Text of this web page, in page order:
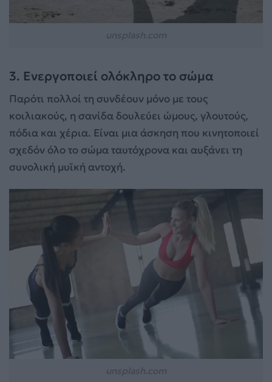
3. Ενεργοποιεί ολόκληρο το σώμα
Παρότι πολλοί τη συνδέουν μόνο με τους
κοιλιακούς, η σανίδα δουλεύει ώμους, γλουτούς,
πόδια και χέρια. Είναι μια άσκηση που κινητοποιεί
σχεδόν όλο το σώμα ταυτόχρονα και αυξάνει τη
συνολική μυϊκή αντοχή.